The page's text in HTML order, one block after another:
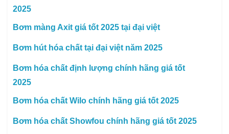
2025
Bơm màng Axit giá tốt 2025 tại đại việt
Bơm hút hóa chất tại đại việt năm 2025
Bơm hóa chất định lượng chính hãng giá tốt
2025
Bơm hóa chất Wilo chính hãng giá tốt 2025
Bơm hóa chất Showfou chính hãng giá tốt 2025